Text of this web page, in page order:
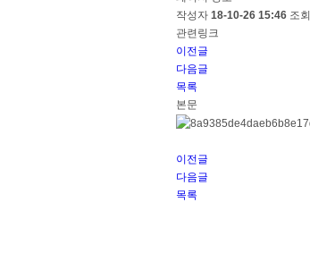
작성자 18-10-26 15:46 조회
관련링크
이전글
다음글
목록
본문
이전글
다음글
목록